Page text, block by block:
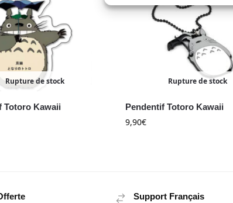
Rupture de stock
Totoro Kawaii
Rupture de stock
Pendentif Totoro Kawaii
9,90€
Support Français